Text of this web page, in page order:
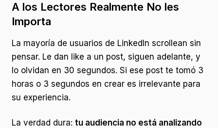
A los Lectores Realmente No les
Importa
La mayoría de usuarios de LinkedIn scrollean sin
pensar. Le dan like a un post, siguen adelante, y
lo olvidan en 30 segundos. Si ese post te tomó 3
horas o 3 segundos en crear es irrelevante para
su experiencia.
La verdad dura: tu audiencia no está analizando